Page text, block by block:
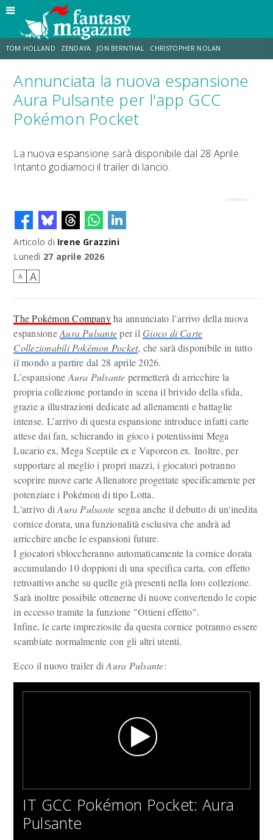
TOM HOLLAND ZENDAYA JON BERNTHAL CHRISTOPHER NOLAN
STRANIMONDI LUCCA COMICS & GAMES ODISSEA CHRIS MCKENNA
Annunciata la nuova espansione
Aura Pulsante per l'app GCC
Pokémon Pocket
La nuova espansione sarà disponibile dal 28 Aprile.
Intanto godiamoci il trailer di lancio.
Articolo di Irene Grazzini
Lunedì 27 aprile 2026
A A
The Pokémon Companyha annunciato l’arrivo della nuova
espansioneAura Pulsanteper il Gioco di Carte
Collezionabili Pokémon Pocket, che sarà disponibile in tutto
il mondo a partire dal 28 aprile 2026.
L’espansione Aura Pulsante permetterà di arricchire la
propria collezione portando in scena il brivido della sfida,
grazie a illustrazioni dedicate ad allenamenti e battaglie
intense. L’arrivo di questa espansione introduce infatti carte
attese dai fan, schierando in gioco i potentissimi Mega
Lucario ex, Mega Sceptile ex e Vaporeon ex. Inoltre, per
supportare al meglio i propri mazzi, i giocatori potranno
scoprire nuove carte Allenatore progettate specificamente per
potenziare i Pokémon di tipo Lotta.
L'arrivo diAura Pulsante segna anche il debutto di un'inedita
cornice dorata, una funzionalità esclusiva che andrà ad
arricchire anche le espansioni future.
I giocatori sbloccheranno automaticamente la cornice dorata
accumulando 10 doppioni di una specifica carta, con effetto
retroattivo anche su quelle già presenti nella loro collezione.
Sarà inoltre possibile ottenerne di nuove convertendo le copie
in eccesso tramite la funzione "Ottieni effetto".
Infine, le carte impreziosite da questa cornice potranno essere
scambiate normalmente con gli altri utenti.
Ecco il nuovo trailer diAura Pulsante:
IT GCC Pokémon Pocket: Aura
Pulsante